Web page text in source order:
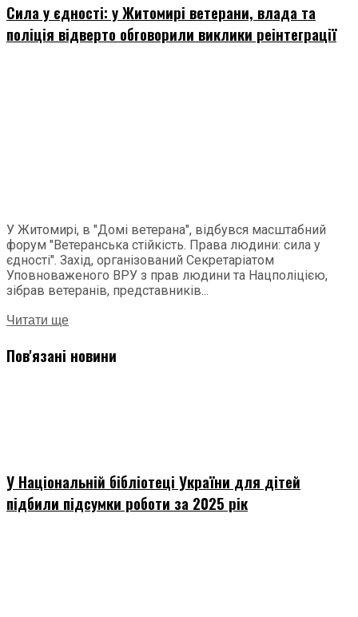
Сила у єдності: у Житомирі ветерани, влада та
поліція відверто обговорили виклики реінтеграції
У Житомирі, в "Домі ветерана", відбувся масштабний
форум "Ветеранська стійкість. Права людини: сила у
єдності". Захід, організований Секретаріатом
Уповноваженого ВРУ з прав людини та Нацполіцією,
зібрав ветеранів, представників...
Читати ще
Пов'язані новини
У Національній бібліотеці України для дітей
підбили підсумки роботи за 2025 рік